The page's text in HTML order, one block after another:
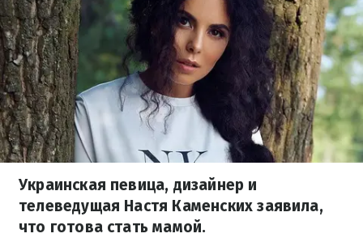
Украинская певица, дизайнер и
телеведущая Настя Каменских заявила,
что готова стать мамой.